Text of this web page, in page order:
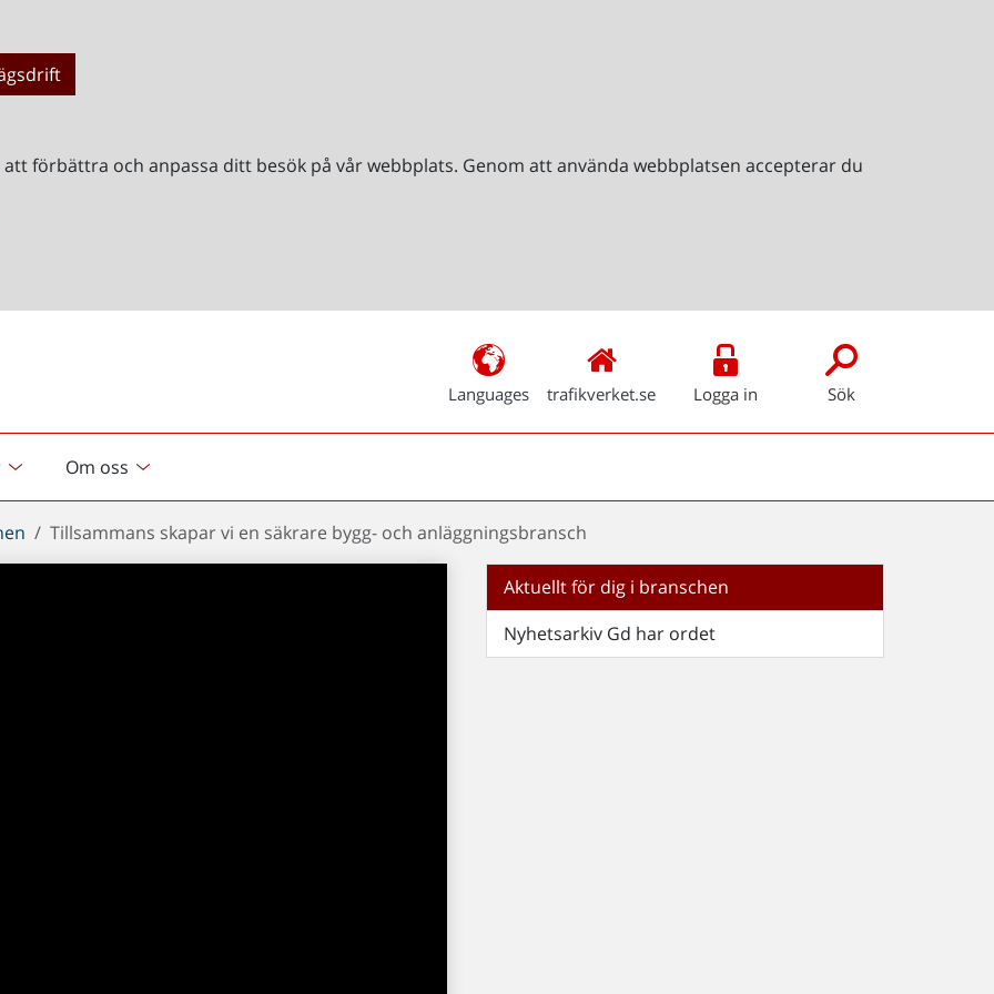
förbättra och anpassa ditt besök på vår webbplats. Genom att använda webbplatsen accepterar du
Languages trafikverket.se Logga in Sök
Om oss
Tillsammans skapar vi en säkrare bygg- och anläggningsbransch
Aktuellt för dig i branschen
Nyhetsarkiv Gd har ordet